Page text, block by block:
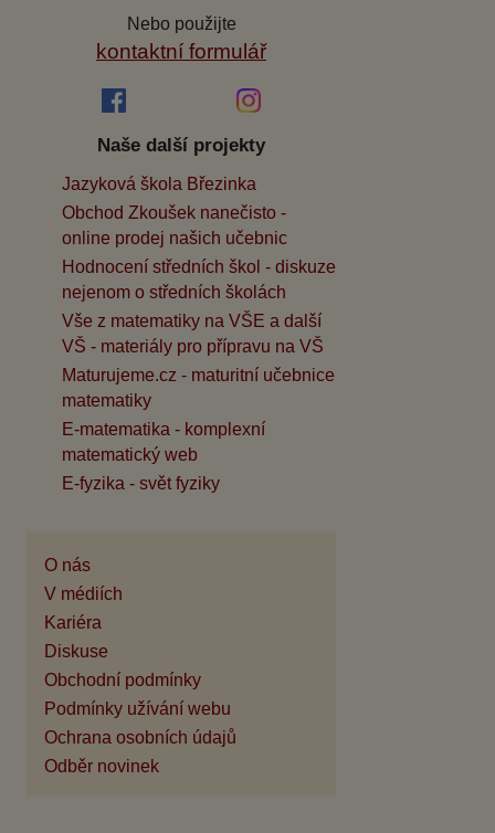
Nebo použijte
kontaktní formulář
Naše další projekty
Jazyková škola Březinka
Obchod Zkoušek nanečisto -
online prodej našich učebnic
Hodnocení středních škol - diskuze
nejenom o středních školách
Vše z matematiky na VŠE a další
VŠ - materiály pro přípravu na VŠ
Maturujeme.cz - maturitní učebnice
matematiky
E-matematika - komplexní
matematický web
E-fyzika - svět fyziky
O nás
V médiích
Kariéra
Diskuse
Obchodní podmínky
Podmínky užívání webu
Ochrana osobních údajů
Odběr novinek